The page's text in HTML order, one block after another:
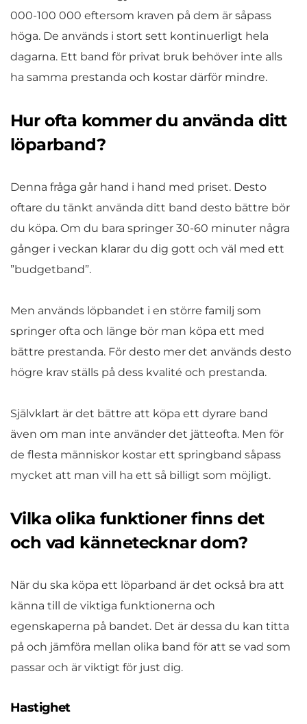
000-100 000 eftersom kraven på dem är såpass
höga. De används i stort sett kontinuerligt hela
dagarna. Ett band för privat bruk behöver inte alls
ha samma prestanda och kostar därför mindre.
Hur ofta kommer du använda ditt
löparband?
Denna fråga går hand i hand med priset. Desto
oftare du tänkt använda ditt band desto bättre bör
du köpa. Om du bara springer 30-60 minuter några
gånger i veckan klarar du dig gott och väl med ett
”budgetband”.
Men används löpbandet i en större familj som
springer ofta och länge bör man köpa ett med
bättre prestanda. För desto mer det används desto
högre krav ställs på dess kvalité och prestanda.
Självklart är det bättre att köpa ett dyrare band
även om man inte använder det jätteofta. Men för
de flesta människor kostar ett springband såpass
mycket att man vill ha ett så billigt som möjligt.
Vilka olika funktioner finns det
och vad kännetecknar dom?
När du ska köpa ett löparband är det också bra att
känna till de viktiga funktionerna och
egenskaperna på bandet. Det är dessa du kan titta
på och jämföra mellan olika band för att se vad som
passar och är viktigt för just dig.
Hastighet